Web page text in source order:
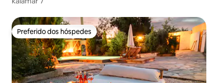
Preferido dos hóspedes
Preferido dos hóspedes